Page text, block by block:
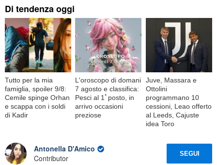
Di tendenza oggi
Tutto per la mia
famiglia, spoiler 9/8:
Cemile spinge Orhan
e scappa con i soldi
di Kadir
L'oroscopo di domani
7 agosto e classifica:
Pesci al 1ﾟposto, in
arrivo occasioni
preziose
Juve, Massara e
Ottolini
programmano 10
cessioni, Leao offerto
al Leeds, Cajuste
idea Toro
Antonella D'Amico
Contributor
SEGUI